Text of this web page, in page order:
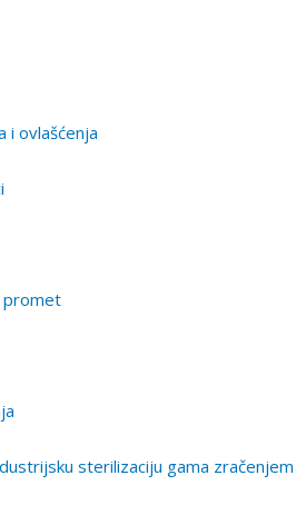
i ovlašćenja
promet
sterilizaciju gama zračenjem